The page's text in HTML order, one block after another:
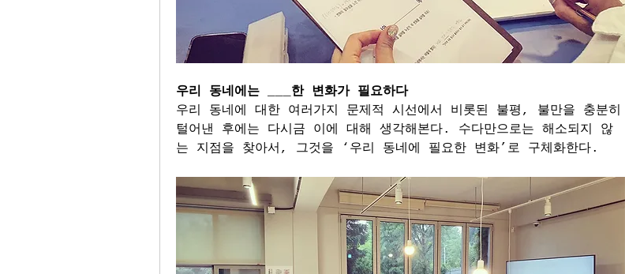
우리 동네에는 ___한 변화가 필요하다
우리 동네에 대한 여러가지 문제적 시선에서 비롯된 불평, 불만을 충분히
털어낸 후에는 다시금 이에 대해 생각해본다. 수다만으로는 해소되지 않
는 지점을 찾아서, 그것을 ‘우리 동네에 필요한 변화’로 구체화한다.